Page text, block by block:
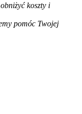
koszty i
pomóc Twojej